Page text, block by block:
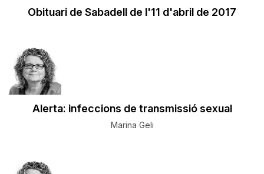
Obituari de Sabadell de l'11 d'abril de 2017
Alerta: infeccions de transmissió sexual
Marina Geli